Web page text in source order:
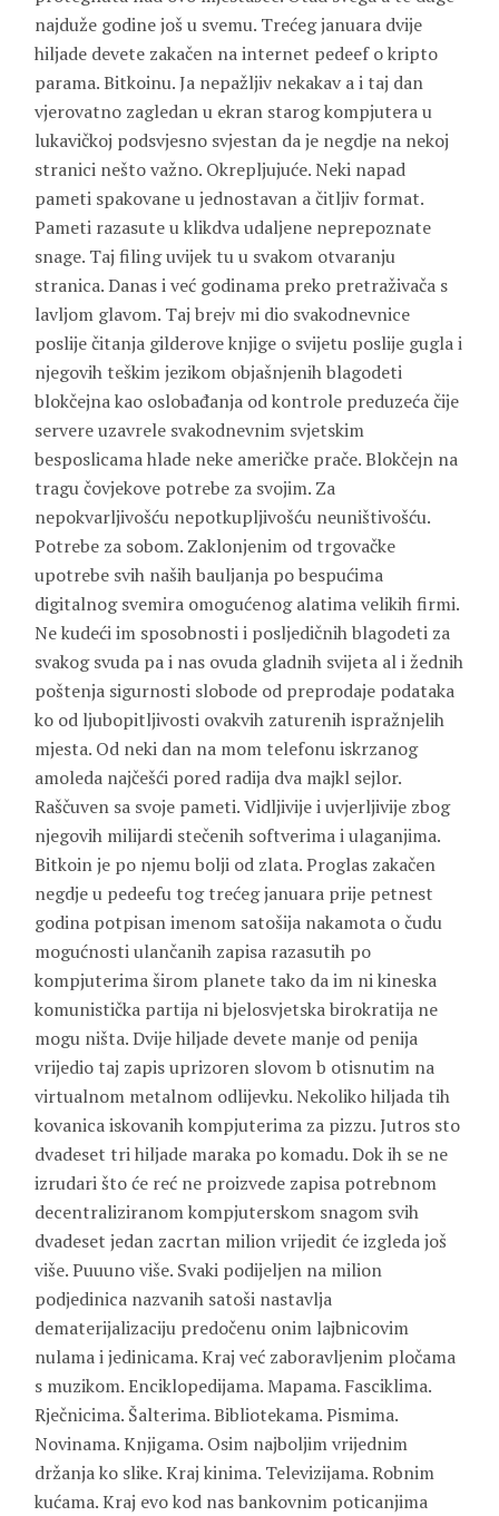
najduže godine još u svemu. Trećeg januara dvije
hiljade devete zakačen na internet pedeef o kripto
parama. Bitkoinu. Ja nepažljiv nekakav a i taj dan
vjerovatno zagledan u ekran starog kompjutera u
lukavičkoj podsvjesno svjestan da je negdje na nekoj
stranici nešto važno. Okrepljujuće. Neki napad
pameti spakovane u jednostavan a čitljiv format.
Pameti razasute u klikdva udaljene neprepoznate
snage. Taj filing uvijek tu u svakom otvaranju
stranica. Danas i već godinama preko pretraživača s
lavljom glavom. Taj brejv mi dio svakodnevnice
poslije čitanja gilderove knjige o svijetu poslije gugla i
njegovih teškim jezikom objašnjenih blagodeti
blokčejna kao oslobađanja od kontrole preduzeća čije
servere uzavrele svakodnevnim svjetskim
besposlicama hlade neke američke prače. Blokčejn na
tragu čovjekove potrebe za svojim. Za
nepokvarljivošću nepotkupljivošću neuništivošću.
Potrebe za sobom. Zaklonjenim od trgovačke
upotrebe svih naših bauljanja po bespućima
digitalnog svemira omogućenog alatima velikih firmi.
Ne kudeći im sposobnosti i posljedičnih blagodeti za
svakog svuda pa i nas ovuda gladnih svijeta al i žednih
poštenja sigurnosti slobode od preprodaje podataka
ko od ljubopitljivosti ovakvih zaturenih ispražnjelih
mjesta. Od neki dan na mom telefonu iskrzanog
amoleda najčešći pored radija dva majkl sejlor.
Raščuven sa svoje pameti. Vidljivije i uvjerljivije zbog
njegovih milijardi stečenih softverima i ulaganjima.
Bitkoin je po njemu bolji od zlata. Proglas zakačen
negdje u pedeefu tog trećeg januara prije petnest
godina potpisan imenom satošija nakamota o čudu
mogućnosti ulančanih zapisa razasutih po
kompjuterima širom planete tako da im ni kineska
komunistička partija ni bjelosvjetska birokratija ne
mogu ništa. Dvije hiljade devete manje od penija
vrijedio taj zapis uprizoren slovom b otisnutim na
virtualnom metalnom odlijevku. Nekoliko hiljada tih
kovanica iskovanih kompjuterima za pizzu. Jutros sto
dvadeset tri hiljade maraka po komadu. Dok ih se ne
izrudari što će reć ne proizvede zapisa potrebnom
decentraliziranom kompjuterskom snagom svih
dvadeset jedan zacrtan milion vrijedit će izgleda još
više. Puuuno više. Svaki podijeljen na milion
podjedinica nazvanih satoši nastavlja
dematerijalizaciju predočenu onim lajbnicovim
nulama i jedinicama. Kraj već zaboravljenim pločama
s muzikom. Enciklopedijama. Mapama. Fasciklima.
Rječnicima. Šalterima. Bibliotekama. Pismima.
Novinama. Knjigama. Osim najboljim vrijednim
držanja ko slike. Kraj kinima. Televizijama. Robnim
kućama. Kraj evo kod nas bankovnim poticanjima